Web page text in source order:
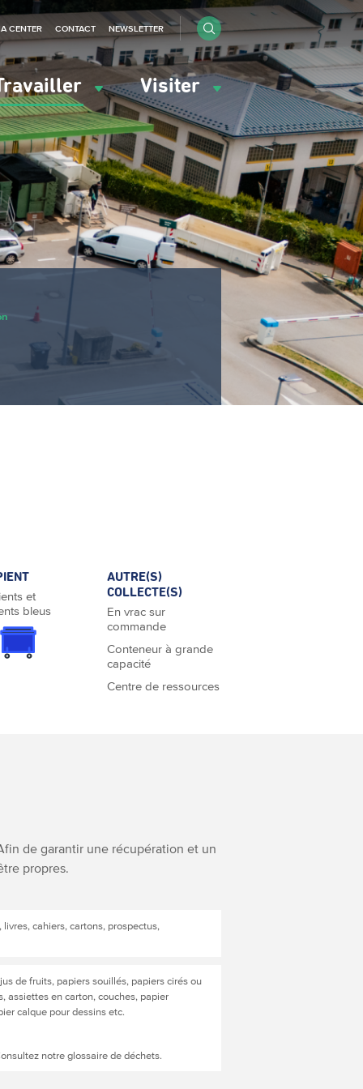
Visiter
CENTER CONTACT NEWSLETTER
et
bleus
AUTRE(S)
COLLECTE(S)
En vrac sur
commande
Conteneur à grande
capacité
Centre de ressources
de garantir une récupération et un
propres.
cahiers, cartons, prospectus,
de fruits, papiers souillés, papiers cirés ou
assiettes en carton, couches, papier
calque pour dessins etc.
notre glossaire de déchets.